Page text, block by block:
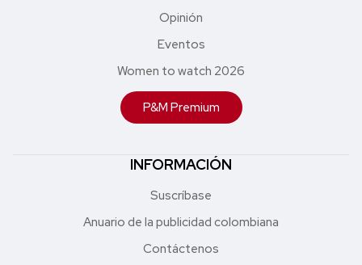
Opinión
Eventos
Women to watch 2026
P&M Premium
INFORMACIÓN
Suscríbase
Anuario de la publicidad colombiana
Contáctenos